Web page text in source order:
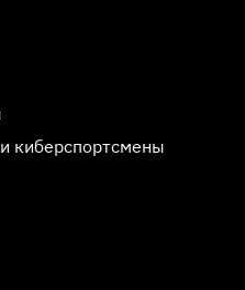
киберспортсмены